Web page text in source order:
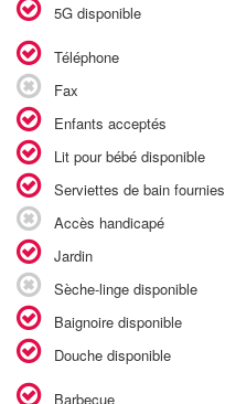
5G disponible
Téléphone
Fax
Enfants acceptés
Lit pour bébé disponible
Serviettes de bain fournies
Accès handicapé
Jardin
Sèche-linge disponible
Baignoire disponible
Douche disponible
Barbecue